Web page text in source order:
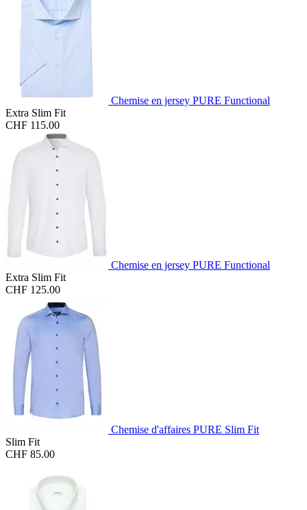
Chemise en jersey PURE Functional
Extra Slim Fit
CHF 115.00
Chemise en jersey PURE Functional
Extra Slim Fit
CHF 125.00
Chemise d'affaires PURE Slim Fit
Slim Fit
CHF 85.00